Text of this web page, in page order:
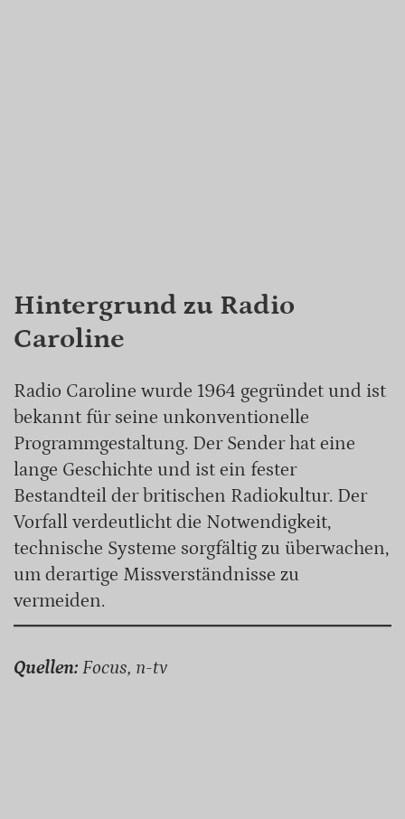
Hintergrund zu Radio
Caroline
Radio Caroline wurde 1964 gegründet und ist
bekannt für seine unkonventionelle
Programmgestaltung. Der Sender hat eine
lange Geschichte und ist ein fester
Bestandteil der britischen Radiokultur. Der
Vorfall verdeutlicht die Notwendigkeit,
technische Systeme sorgfältig zu überwachen,
um derartige Missverständnisse zu
vermeiden.
Quellen: Focus, n-tv